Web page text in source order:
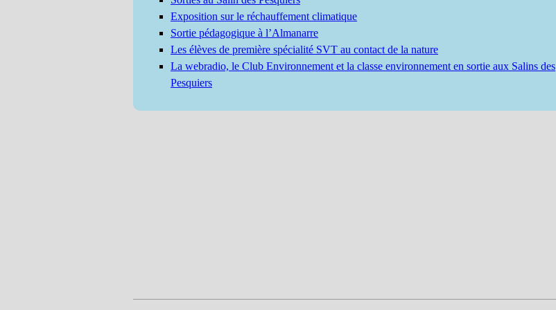
Exposition sur le réchauffement climatique
Sortie pédagogique à l’Almanarre
Les élèves de première spécialité SVT au contact de la nature
La webradio, le Club Environnement et la classe environnement en sortie aux Salins des
Pesquiers